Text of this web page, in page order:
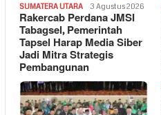
SUMATERA UTARA 3 Agustus 2026
Rakercab Perdana JMSI
Tabagsel, Pemerintah
Tapsel Harap Media Siber
Jadi Mitra Strategis
Pembangunan